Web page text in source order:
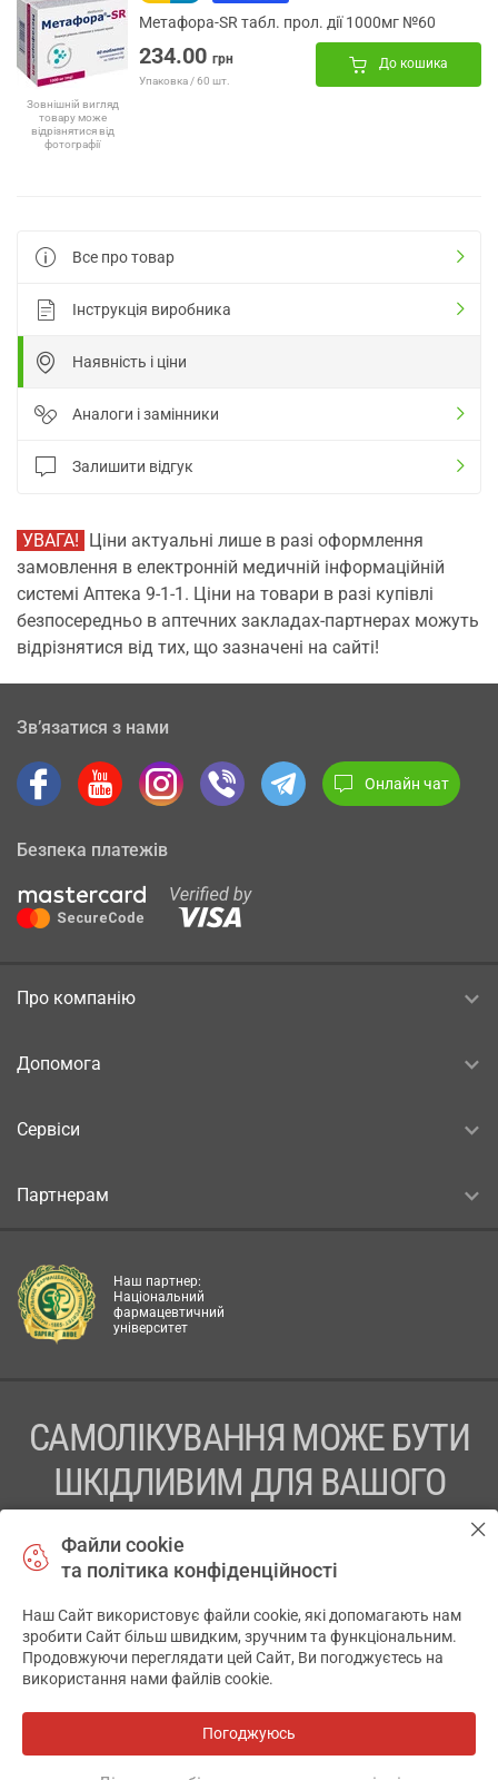
Зовнішній вигляд
товару може
відрізнятися від
фотографії
Метафора-SR табл. прол. дії 1000мг №60
234.00 грн
Упаковка / 60 шт.
До кошика
Все про товар
Інструкція виробника
Наявність і ціни
Аналоги і замінники
Залишити відгук
УВАГА! Ціни актуальні лише в разі оформлення
замовлення в електронній медичній інформаційній
системі Аптека 9-1-1. Ціни на товари в разі купівлі
безпосередньо в аптечних закладах-партнерах можуть
відрізнятися від тих, що зазначені на сайті!
Зв’язатися з нами
Онлайн чат
Безпека платежів
Про компанію
Допомога
Сервіси
Партнерам
Наш партнер:
Національний
фармацевтичний
університет
САМОЛІКУВАННЯ МОЖЕ БУТИ
ШКІДЛИВИМ ДЛЯ ВАШОГО
ПЕРЕД ЗАСТОСУВАННЯМ ПРЕПАРАТУ ПРОКОНСУЛЬТУЙТЕСЬ
ТОВ «АПТЕКА 911.ЮА» Код ЄДРПОУ 43631965.
Відмова від відповідальності
© 2014-2026. Медична інформаційна система АПТЕКА911.ЮА
Файли cookie
та політика конфіденційності
Наш Сайт використовує файли cookie, які допомагають нам
зробити Сайт більш швидким, зручним та функціональним.
Продовжуючи переглядати цей Сайт, Ви погоджуєтесь на
використання нами файлів cookie.
Погоджуюсь
✕